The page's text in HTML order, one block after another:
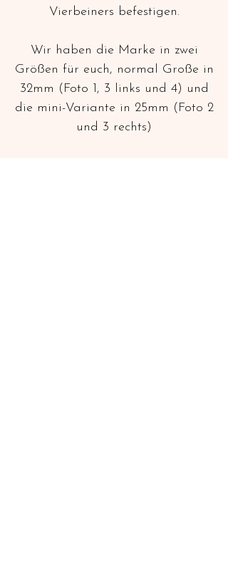
Vierbeiners befestigen.
Wir haben die Marke in zwei
Größen für euch, normal Große in
32mm (Foto 1, 3 links und 4) und
die mini-Variante in 25mm (Foto 2
und 3 rechts)